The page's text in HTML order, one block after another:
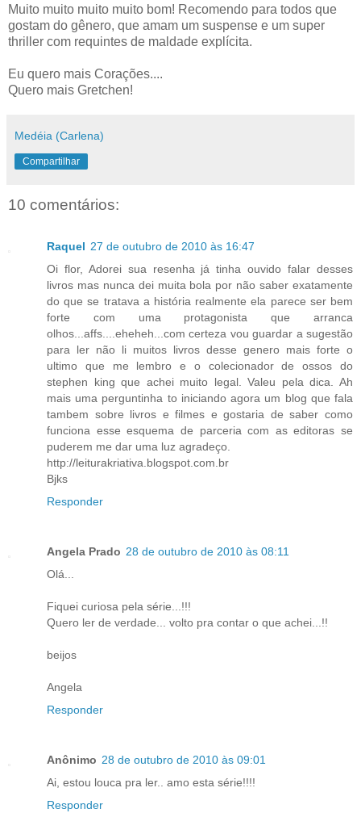
Muito muito muito muito bom! Recomendo para todos que
gostam do gênero, que amam um suspense e um super
thriller com requintes de maldade explícita.
Eu quero mais Corações....
Quero mais Gretchen!
Medéia (Carlena)
Compartilhar
10 comentários:
Raquel 27 de outubro de 2010 às 16:47
Oi flor, Adorei sua resenha já tinha ouvido falar desses
livros mas nunca dei muita bola por não saber exatamente
do que se tratava a história realmente ela parece ser bem
forte com uma protagonista que arranca
olhos...affs....eheheh...com certeza vou guardar a sugestão
para ler não li muitos livros desse genero mais forte o
ultimo que me lembro e o colecionador de ossos do
stephen king que achei muito legal. Valeu pela dica. Ah
mais uma perguntinha to iniciando agora um blog que fala
tambem sobre livros e filmes e gostaria de saber como
funciona esse esquema de parceria com as editoras se
puderem me dar uma luz agradeço.
http://leiturakriativa.blogspot.com.br
Bjks
Responder
Angela Prado 28 de outubro de 2010 às 08:11
Olá...
Fiquei curiosa pela série...!!!
Quero ler de verdade... volto pra contar o que achei...!!
beijos
Angela
Responder
Anônimo 28 de outubro de 2010 às 09:01
Ai, estou louca pra ler.. amo esta série!!!!
Responder